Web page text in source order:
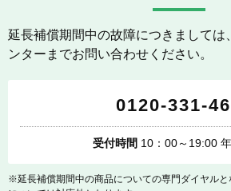
延長補償期間中の故障につきましては
ンターまでお問い合わせください。
0120-331-
受付時間 10：00～19:00
※延長補償期間中の商品についての専門ダイヤル